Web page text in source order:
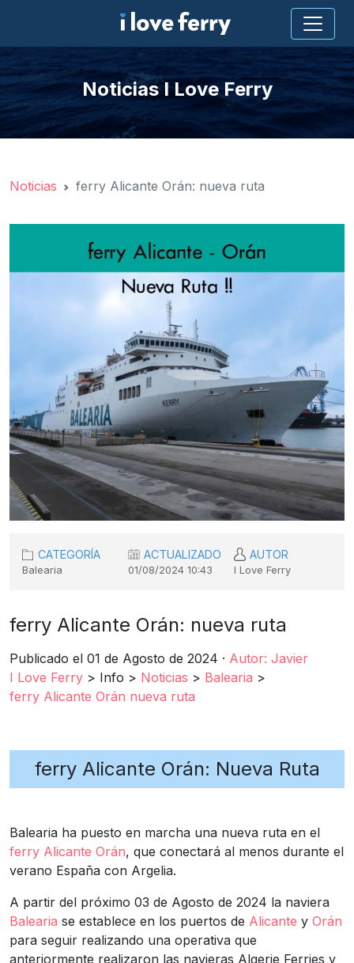
Noticias I Love Ferry
Noticias ferry Alicante Orán: nueva ruta
CATEGORÍA
Balearia
ACTUALIZADO
01/08/2024 10:43
AUTOR
I Love Ferry
ferry Alicante Orán: nueva ruta
Publicado el 01 de Agosto de 2024 · Autor: Javier
I Love Ferry > Info > Noticias > Balearia >
ferry Alicante Orán nueva ruta
ferry Alicante Orán: Nueva Ruta
Balearia ha puesto en marcha una nueva ruta en el
ferry Alicante Orán, que conectará al menos durante el
verano España con Argelia.
A partir del próximo 03 de Agosto de 2024 la naviera
Balearia se establece en los puertos de Alicante y Orán
para seguir realizando una operativa que
anteriormente realizaron las navieras Algerie Ferries y